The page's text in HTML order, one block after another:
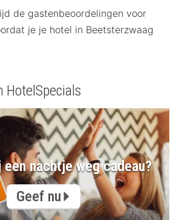
de gastenbeoordelingen voor
je je hotel in Beetsterzwaag
HotelSpecials
nachtje weg cadeau?
Geef nu